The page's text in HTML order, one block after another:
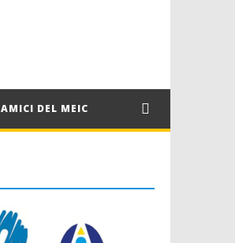
AMICI DEL MEIC